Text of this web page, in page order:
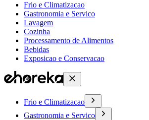
Frio e Climatizacao
Gastronomia e Servico
Lavagem
Cozinha
Processamento de Alimentos
Bebidas
Exposicao e Conservacao
Frio e Climatizacao
Gastronomia e Servico